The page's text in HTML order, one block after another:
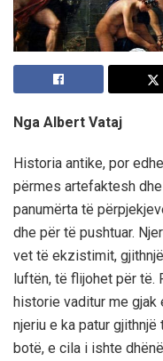
Nga Albert Vataj
Historia antike, por
përmes artefaktesh
panumërta të
dhe për të pushtuar.
vet të ekzistimit,
luftën, të flijohet për të.
historie vaditur me gjak
njeriu e ka patur
botë, e cila i ishte